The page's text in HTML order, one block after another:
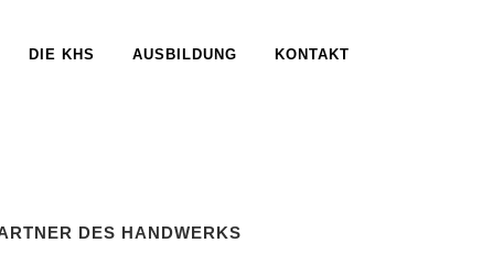
DIE KHS AUSBILDUNG KONTAKT
DES HANDWERKS